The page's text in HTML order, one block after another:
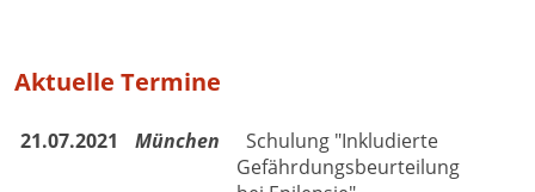
Aktuelle Termine
21.07.2021 München
Schulung "Inkludierte
Gefährdungsbeurteilung